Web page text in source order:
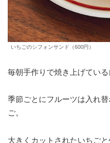
いちごのシフォンサンド（600円）
毎朝手作りで焼き上げている
季節ごとにフルーツは入れ
ご。
大きくカットされたいちご